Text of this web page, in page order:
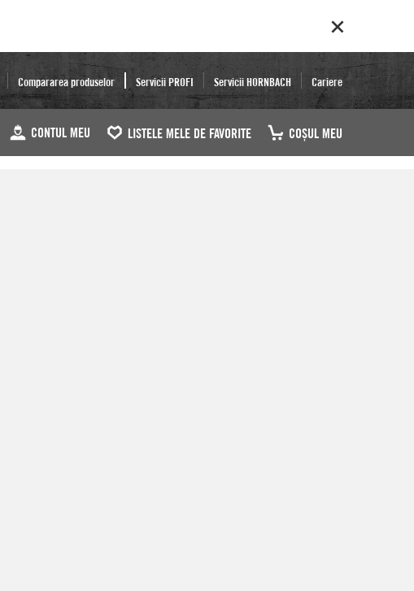
Compararea produselor Servicii PROFI Servicii HORNBACH Cariere
CONTUL MEU LISTELE MELE DE FAVORITE COŞUL MEU